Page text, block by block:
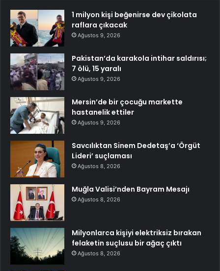
1 milyon kişi beğenirse dev çikolata
raflara çıkacak
Ağustos 9, 2026
Pakistan’da karakola intihar saldırısı;
7 ölü, 15 yaralı
Ağustos 9, 2026
Mersin’de bir çocuğu markette
hastanelik ettiler
Ağustos 9, 2026
Savcılıktan Sinem Dedetaş’a ‘Örgüt
Lideri’ suçlaması
Ağustos 8, 2026
Muğla Valisi’nden Bayram Mesajı
Ağustos 8, 2026
Milyonlarca kişiyi elektriksiz bırakan
felaketin suçlusu bir ağaç çıktı
Ağustos 8, 2026